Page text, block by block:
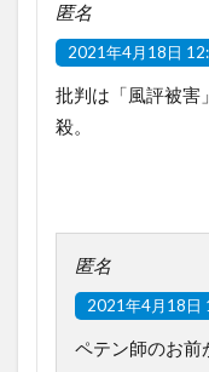
匿名
2021年4月18日
批判は「風評被害
殺。
匿名
2021年4月18日
ペテン師のお前